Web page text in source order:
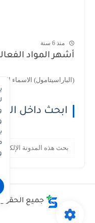
منذ 6 سنة
أشهر المواد
المادة
(الباراسيتامول) الاسماء التجارية : 1-
ابحث داخل
جميع